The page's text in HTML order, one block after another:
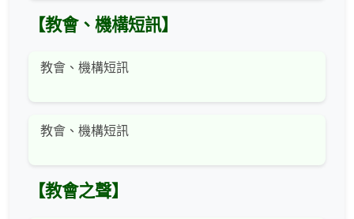
【教會、機構短訊】
教會、機構短訊
教會、機構短訊
【教會之聲】